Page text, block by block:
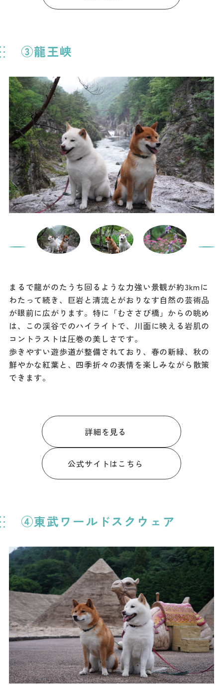
③龍王峡
まるで龍がのたうち回るような力強い景観が約3kmに
わたって続き、巨岩と清流とがおりなす自然の芸術品
が眼前に広がります。特に「むささび橋」からの眺め
は、この渓谷でのハイライトで、川面に映える岩肌の
コントラストは圧巻の美しさです。
歩きやすい遊歩道が整備されており、春の新緑、秋の
鮮やかな紅葉と、四季折々の表情を楽しみながら散策
できます。
詳細を見る
公式サイトはこちら
④東武ワールドスクウェア